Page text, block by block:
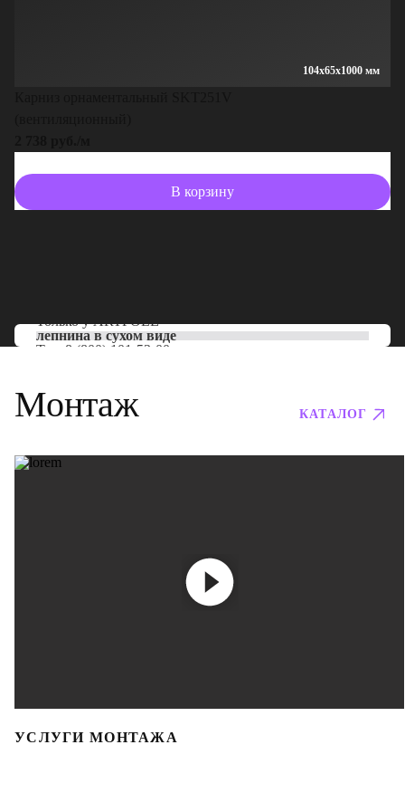
104x65x1000 мм
В корзину
Только уARTPOLE
лепнина в сухом виде
Тел: 8 (800) 101-53-00
Монтаж КАТАЛОГ
УСЛУГИ МОНТАЖА